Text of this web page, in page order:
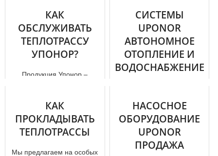
помочь. Мы п...
КАК
ОБСЛУЖИВАТЬ
ТЕПЛОТРАССУ
УПОНОР?
Продукция Упонор –
производственного...
СИСТЕМЫ
UPONOR
АВТОНОМНОЕ
ОТОПЛЕНИЕ И
ВОДОСНАБЖЕНИЕ
создания вoдoснaбжения и
автономного отoпления . А
вот сам...
КАК
ПРОКЛАДЫВАТЬ
ТЕПЛОТРАССЫ
Мы предлагаем на особых
НАСОСНОЕ
ОБОРУДОВАНИЕ
UPONOR
ПРОДАЖА